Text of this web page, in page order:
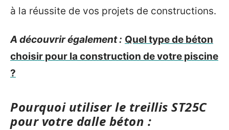
à la réussite de vos projets de constructions.
A découvrir également : Quel type de béton
choisir pour la construction de votre piscine
?
Pourquoi utiliser le treillis ST25C
pour votre dalle béton :